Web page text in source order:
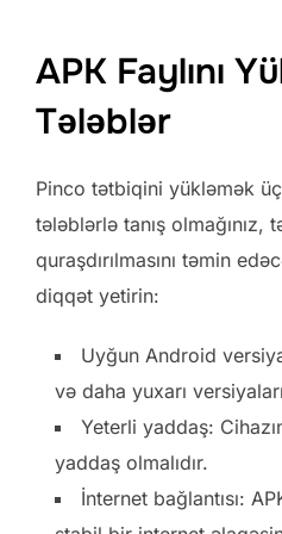
APK Faylını
Tələblər
Pinco tətbiqini yükləmək
tələblərlə tanış olmağınız,
quraşdırılmasını təmin
diqqət yetirin:
Uyğun Android
və daha yuxarı
Yeterli yaddaş:
yaddaş olmalıdır.
İnternet bağlantısı: